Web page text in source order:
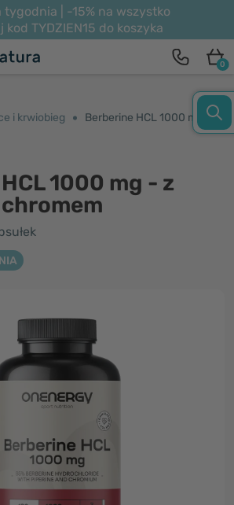
tygodnia | -15% na wszystko
kod TYDZIEN15 do koszyka
0
i krwiobieg Berberine HCL 1000 mg - z piperyną i chromem
1000 mg - z